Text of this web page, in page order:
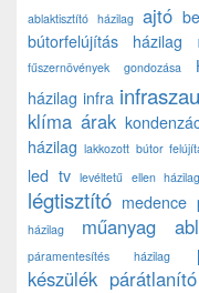
ablaktisztító házilag ajtó
bútorfelújítás házilag
fűszernövények gondozása
házilag infra
klíma árak
házilag lakkozott bútor
led tv levéltetű ellen házilag
légtisztító medence
házilag
műanyag
páramentesítés házilag
készülék párátlanító